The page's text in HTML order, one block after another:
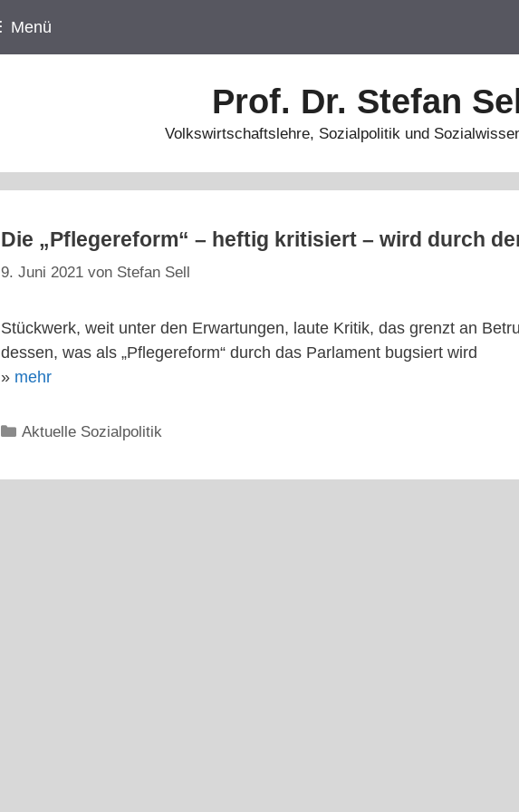
Menü
Prof. Dr. Stefan Sell
Volkswirtschaftslehre, Sozialpolitik und
Die „Pflegereform“ – heftig kritisiert – wird durch
9. Juni 2021 von Stefan Sell
Stückwerk, weit unter den Erwartungen, laute Kritik, das grenzt an
dessen, was als „Pflegereform“ durch das Parlament bugsiert wird
» mehr
Kategorien
Aktuelle Sozialpolitik